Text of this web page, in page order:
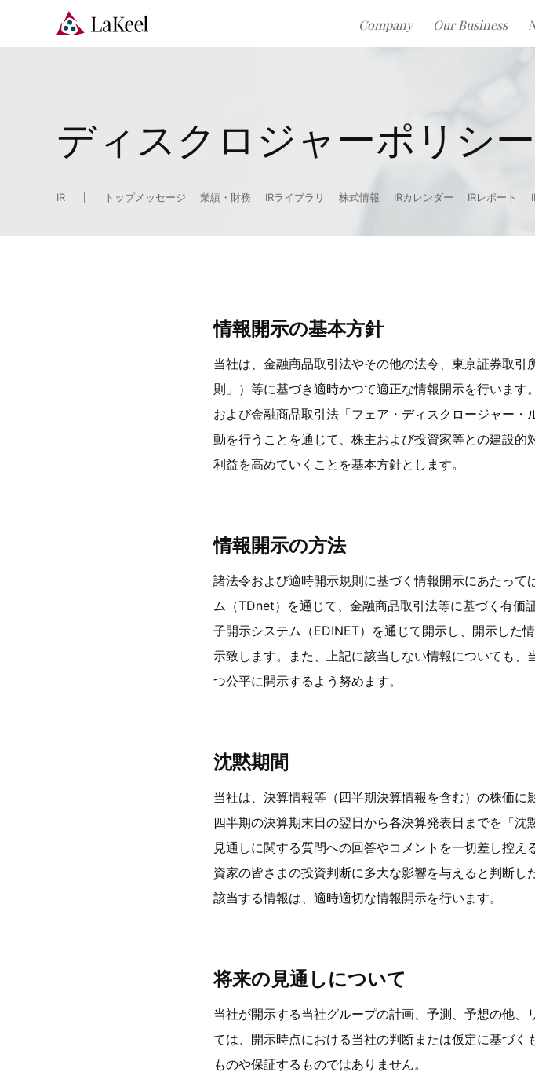
ディスクロジャーポリシー
IR トップメッセージ 業績・財務 IRライブラリ 株式情報 IRカレンダー IRレポート
情報開示の基本方針
当社は、金融商品取引法やその他の法令、東京証券取
則」）等に基づき適時かつて適正な情報開示を行います
および金融商品取引法「フェア・ディスクロージャー
動を行うことを通じて、株主および投資家等との建設
利益を高めていくことを基本方針とします。
情報開示の方法
諸法令および適時開示規則に基づく情報開示にあたっ
ム（TDnet）を通じて、金融商品取引法等に基づく有
子開示システム（EDINET）を通じて開示し、開示した
示致します。また、上記に該当しない情報についても
つ公平に開示するよう努めます。
沈黙期間
当社は、決算情報等（四半期決算情報を含む）の株価に
四半期の決算期末日の翌日から各決算発表日までを「
見通しに関する質問への回答やコメントを一切差し控
資家の皆さまの投資判断に多大な影響を与えると判断
該当する情報は、適時適切な情報開示を行います。
将来の見通しについて
当社が開示する当社グループの計画、予測、予想の他
ては、開示時点における当社の判断または仮定に基づ
ものや保証するものではありません。
Company Our Business